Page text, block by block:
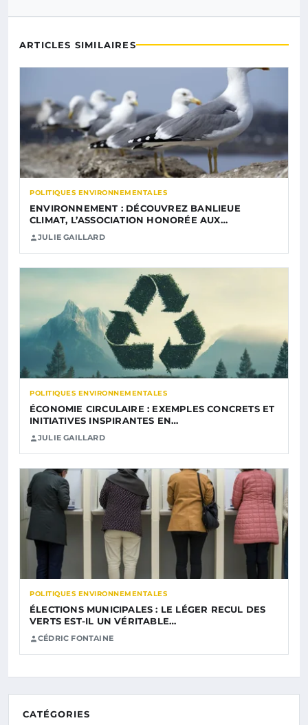
ARTICLES SIMILAIRES
POLITIQUES ENVIRONNEMENTALES
ENVIRONNEMENT : DÉCOUVREZ BANLIEUE
CLIMAT, L’ASSOCIATION HONORÉE AUX…
JULIE GAILLARD
POLITIQUES ENVIRONNEMENTALES
ÉCONOMIE CIRCULAIRE : EXEMPLES CONCRETS ET
INITIATIVES INSPIRANTES EN…
JULIE GAILLARD
POLITIQUES ENVIRONNEMENTALES
ÉLECTIONS MUNICIPALES : LE LÉGER RECUL DES
VERTS EST-IL UN VÉRITABLE…
CÉDRIC FONTAINE
CATÉGORIES